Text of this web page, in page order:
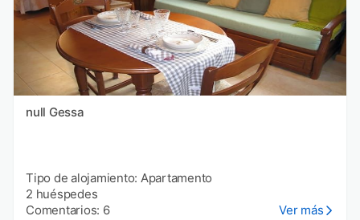
null Gessa
Tipo de alojamiento: Apartamento
2 huéspedes
Comentarios: 6
Ver más